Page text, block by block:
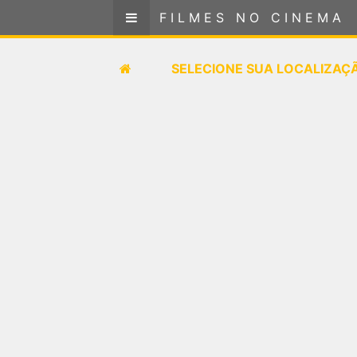
FILMES NO CINEMA
SELECIONE SUA
FILMES NO CINEMA
SELECIONE SUA LOCALIZAÇÃO